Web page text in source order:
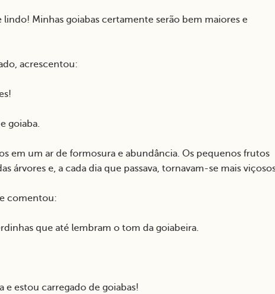
Minhas goiabas certamente serão bem maiores e
acrescentou:
goiaba.
em um ar de formosura e abundância. Os pequenos frutos
árvores e, a cada dia que passava, tornavam-se mais
comentou:
que até lembram o tom da goiabeira.
estou carregado de goiabas!